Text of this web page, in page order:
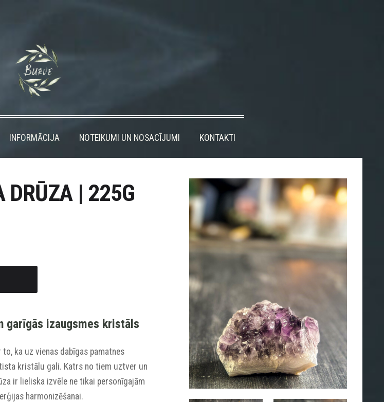
INFORMĀCIJA NOTEIKUMI UN NOSACĪJUMI KONTAKTI
DRŪZA | 225G
garīgās izaugsmes kristāls
ka uz vienas dabīgas pamatnes
kristālu gali. Katrs no tiem uztver un
ir lieliska izvēle ne tikai personīgajām
harmonizēšanai.